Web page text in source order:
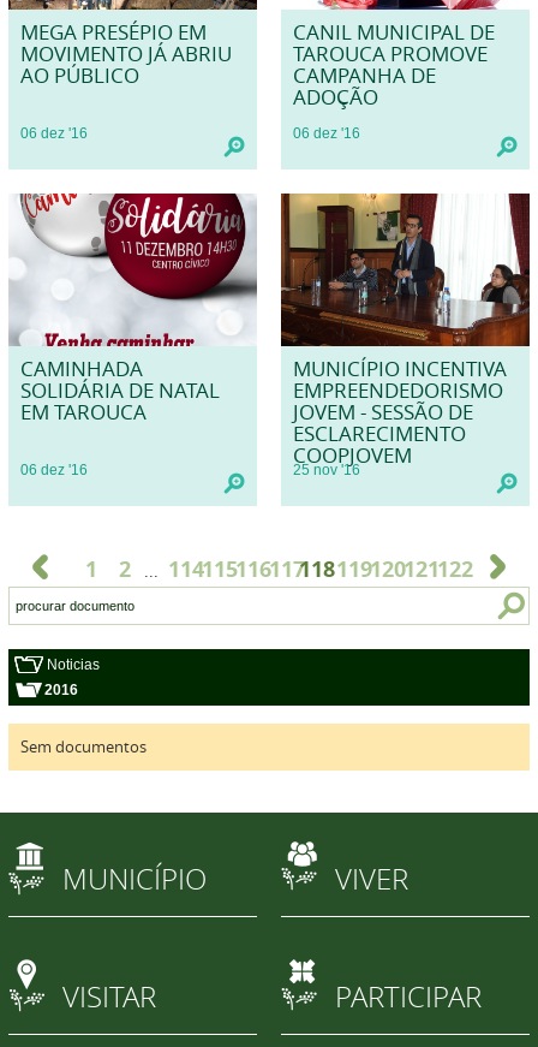
MEGA PRESÉPIO EM
MOVIMENTO JÁ ABRIU
AO PÚBLICO
06 dez '16
CANIL MUNICIPAL DE
TAROUCA PROMOVE
CAMPANHA DE
ADOÇÃO
06 dez '16
CAMINHADA
SOLIDÁRIA DE NATAL
EM TAROUCA
06 dez '16
MUNICÍPIO INCENTIVA
EMPREENDEDORISMO
JOVEM - SESSÃO DE
ESCLARECIMENTO
COOPJOVEM
25 nov '16
1 2 ... 114115116117118119120121122
Noticias
2016
Sem documentos
MUNICÍPIO VIVER
VISITAR PARTICIPAR